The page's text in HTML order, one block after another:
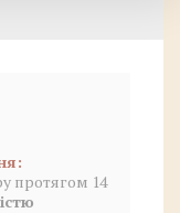
протягом 14